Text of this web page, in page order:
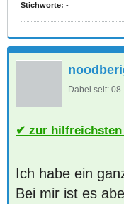
Stichworte: -
Dabei seit:
zur
Ich habe ein
Bei mir ist es